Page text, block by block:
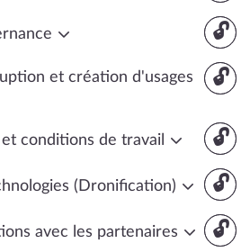
🔓
🔓
et création d'usages
🔓
conditions de travail
🔓
(Dronification)
🔓
avec les partenaires